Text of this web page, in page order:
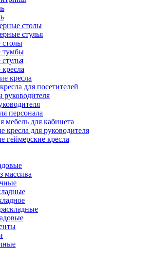
столы
стулья
тумбы
кресла
для посетителей
руководителя
персонала
мебель для кабинета
кресла для руководителя
геймерские кресла
массива